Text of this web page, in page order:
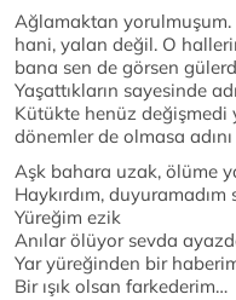
Ağlamaktan yorulmuşum.
hani, yalan değil. O
bana sen de görsen
Yaşattıkların sayesinde
Kütükte henüz değişmedi
dönemler de olmasa
Aşk bahara uzak, ölüme
Haykırdım, duyuramadım
Yüreğim ezik
Anılar ölüyor sevda
Yar yüreğinden bir
Bir ışık olsan farkederim…